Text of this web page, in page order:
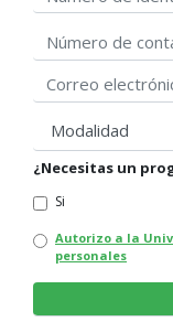
Correo
modalidad
¿Necesitas un
Si
Autorizo a la
personales